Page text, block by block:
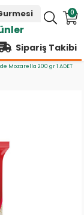
0
Sipariş Takibi
Mozarella 200 gr 1 ADET